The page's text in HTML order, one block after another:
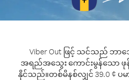
Viber Out ဖြင့် သင်သည် ဘာ
အရည်အသွေး ကောင်းမွန်သော ဖုန်
နိုင်သည်။တစ်မိနစ်လျှင် 39.0 ¢ ပ